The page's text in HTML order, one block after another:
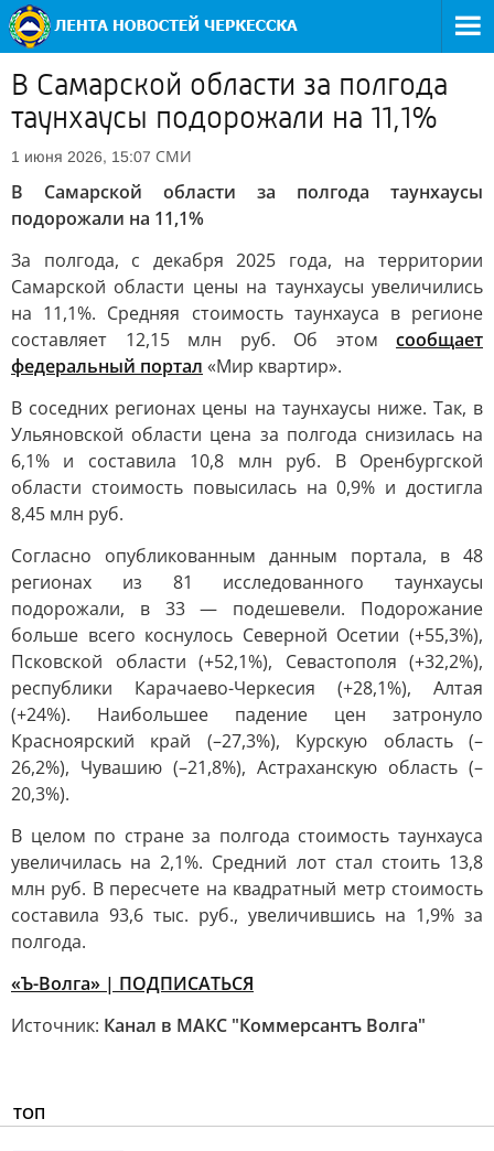
В Самарской области за полгода
таунхаусы подорожали на 11,1%
1 июня 2026, 15:07 СМИ
В Самарской области за полгода таунхаусы
подорожали на 11,1%
За полгода, с декабря 2025 года, на территории
Самарской области цены на таунхаусы увеличились
на 11,1%. Средняя стоимость таунхауса в регионе
составляет 12,15 млн руб. Об этом сообщает
федеральный портал «Мир квартир».
В соседних регионах цены на таунхаусы ниже. Так, в
Ульяновской области цена за полгода снизилась на
6,1% и составила 10,8 млн руб. В Оренбургской
области стоимость повысилась на 0,9% и достигла
8,45 млн руб.
Согласно опубликованным данным портала, в 48
регионах из 81 исследованного таунхаусы
подорожали, в 33 — подешевели. Подорожание
больше всего коснулось Северной Осетии (+55,3%),
Псковской области (+52,1%), Севастополя (+32,2%),
республики Карачаево-Черкесия (+28,1%), Алтая
(+24%). Наибольшее падение цен затронуло
Красноярский край (–27,3%), Курскую область (–
26,2%), Чувашию (–21,8%), Астраханскую область (–
20,3%).
В целом по стране за полгода стоимость таунхауса
увеличилась на 2,1%. Средний лот стал стоить 13,8
млн руб. В пересчете на квадратный метр стоимость
составила 93,6 тыс. руб., увеличившись на 1,9% за
полгода.
«Ъ-Волга» | ПОДПИСАТЬСЯ
Источник: Канал в МАКС "Коммерсантъ Волга"
ТОП